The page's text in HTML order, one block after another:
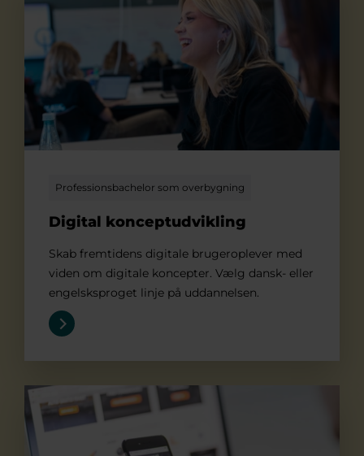
Professionsbachelor som overbygning
Digital konceptudvikling
Skab fremtidens digitale brugeroplever med
viden om digitale koncepter. Vælg dansk- eller
engelsksproget linje på uddannelsen.
E-handel